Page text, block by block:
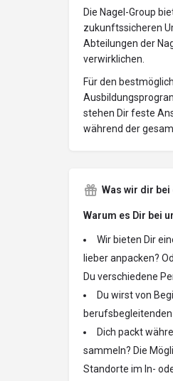
Die Nagel-Group
zukunftssicheren
Abteilungen der
verwirklichen.
Für den
stehen Dir feste
während der
Was wir dir
Warum es Dir bei
Wir bieten Dir
lieber anpacken?
Du verschiedene
Du wirst von
Dich packt
sammeln? Die
Standorte im In-